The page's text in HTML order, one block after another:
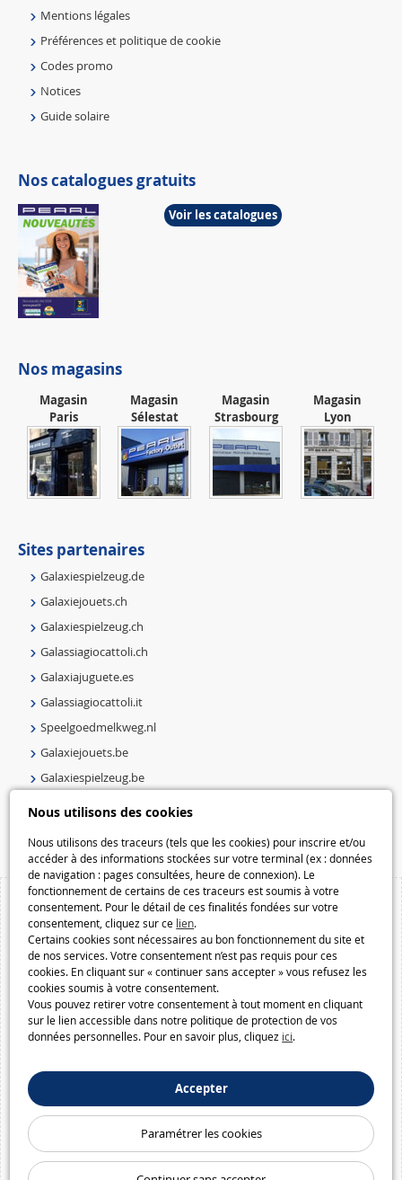
Nous utilisons des cookies
Nous utilisons des traceurs (tels que les cookies) pour inscrire et/ou
accéder à des informations stockées sur votre terminal (ex : données
de navigation : pages consultées, heure de connexion). Le
fonctionnement de certains de ces traceurs est soumis à votre
consentement. Pour le détail de ces finalités fondées sur votre
consentement, cliquez sur ce lien.
Certains cookies sont nécessaires au bon fonctionnement du site et
de nos services. Votre consentement n’est pas requis pour ces
cookies. En cliquant sur « continuer sans accepter » vous refusez les
cookies soumis à votre consentement.
Vous pouvez retirer votre consentement à tout moment en cliquant
sur le lien accessible dans notre politique de protection de vos
données personnelles. Pour en savoir plus, cliquez ici.
Accepter
Paramétrer les cookies
Mentions légales
Préférences et politique de cookie
Codes promo
Notices
Guide solaire
Nos catalogues gratuits
Voir les catalogues
Nos magasins
Magasin
Paris
Magasin
Sélestat
Magasin
Strasbourg
Magasin
Lyon
Sites partenaires
Galaxiespielzeug.de
Galaxiejouets.ch
Galaxiespielzeug.ch
Galassiagiocattoli.ch
Galaxiajuguete.es
Galassiagiocattoli.it
Speelgoedmelkweg.nl
Galaxiejouets.be
Galaxiespielzeug.be